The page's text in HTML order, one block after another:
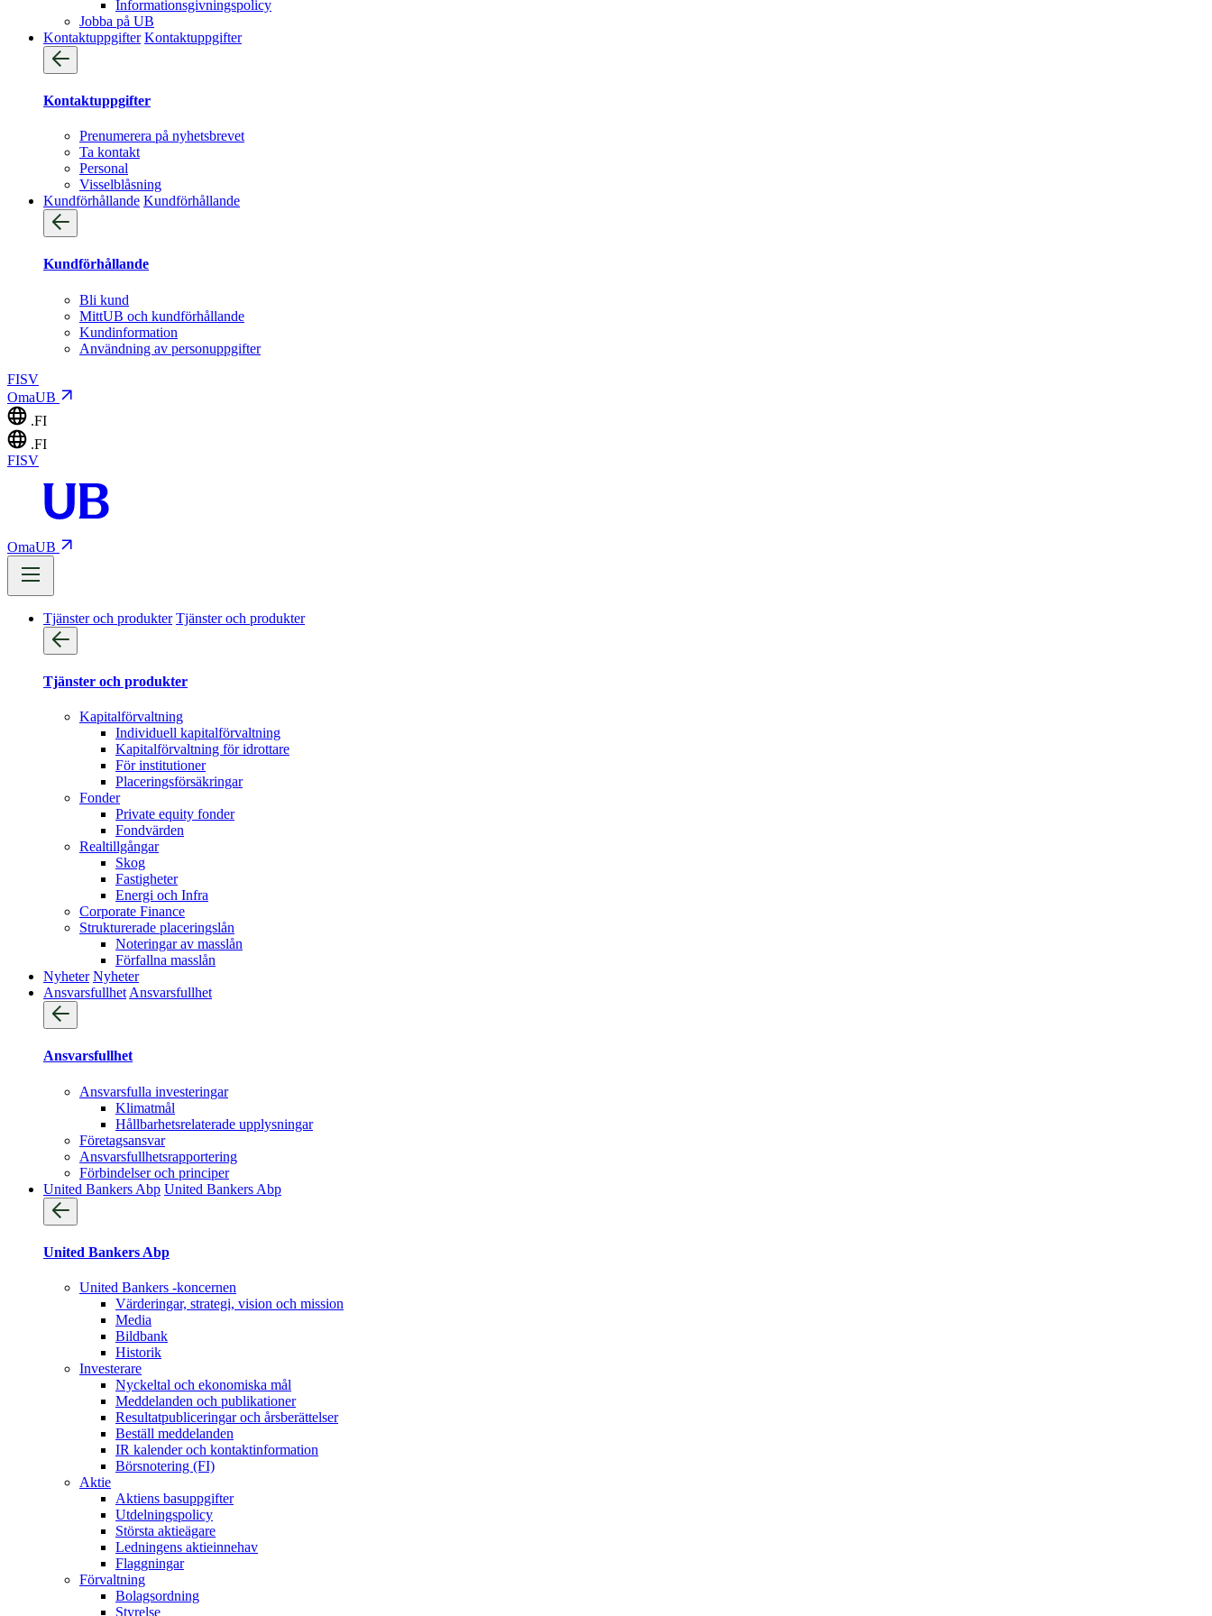
Informationsgivningspolicy
Jobba på UB
Kontaktuppgifter Kontaktuppgifter
Kontaktuppgifter
Prenumerera på nyhetsbrevet
Ta kontakt
Personal
Visselblåsning
Kundförhållande Kundförhållande
Kundförhållande
Bli kund
MittUB och kundförhållande
Kundinformation
Användning av personuppgifter
FISV
OmaUB
.FI
.FI
FISV
OmaUB
Tjänster och produkter Tjänster och produkter
Tjänster och produkter
Kapitalförvaltning
Individuell kapitalförvaltning
Kapitalförvaltning för idrottare
För institutioner
Placeringsförsäkringar
Fonder
Private equity fonder
Fondvärden
Realtillgångar
Skog
Fastigheter
Energi och Infra
Corporate Finance
Strukturerade placeringslån
Noteringar av masslån
Förfallna masslån
Nyheter Nyheter
Ansvarsfullhet Ansvarsfullhet
Ansvarsfullhet
Ansvarsfulla investeringar
Klimatmål
Hållbarhetsrelaterade upplysningar
Företagsansvar
Ansvarsfullhets­rapportering
Förbindelser och principer
United Bankers Abp United Bankers Abp
United Bankers Abp
United Bankers -koncernen
Värderingar, strategi, vision och mission
Media
Bildbank
Historik
Investerare
Nyckeltal och ekonomiska mål
Meddelanden och publikationer
Resultatpubliceringar och årsberättelser
Beställ meddelanden
IR kalender och kontaktinformation
Börsnotering (FI)
Aktie
Aktiens basuppgifter
Utdelningspolicy
Största aktieägare
Ledningens aktieinnehav
Flaggningar
Förvaltning
Bolagsordning
Styrelse